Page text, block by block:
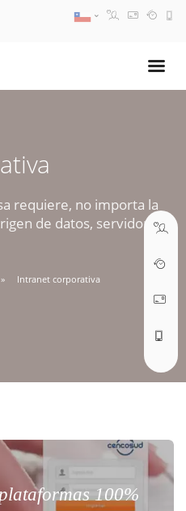
requiere, no importa la
de datos, servidores,
Intranet corporativa
100%
PM
ABRIR TICKET